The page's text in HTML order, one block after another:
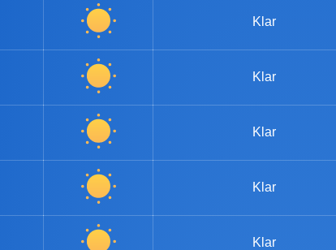
Klar
Klar
Klar
Klar
Klar